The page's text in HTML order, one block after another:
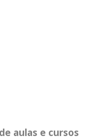
aulas e cursos